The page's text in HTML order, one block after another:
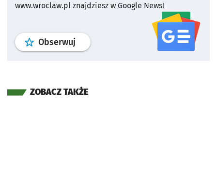
www.wroclaw.pl znajdziesz w Google News!
Obserwuj profil serwisu
ZOBACZ TAKŻE